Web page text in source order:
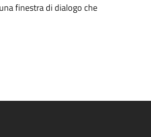
finestra di dialogo che